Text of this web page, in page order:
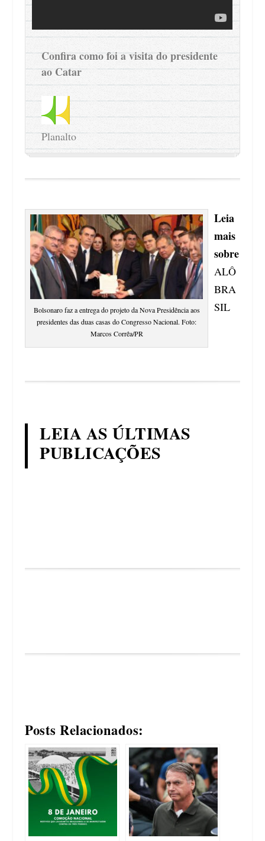
Confira como foi a visita do presidente
ao Catar
Planalto
Bolsonaro faz a entrega do projeto da Nova Presidência aos
presidentes das duas casas do Congresso Nacional. Foto:
Marcos Corrêa/PR
Leia
mais
sobre
ALÔ
BRA
SIL
LEIA AS ÚLTIMAS
PUBLICAÇÕES
Posts Relacionados: